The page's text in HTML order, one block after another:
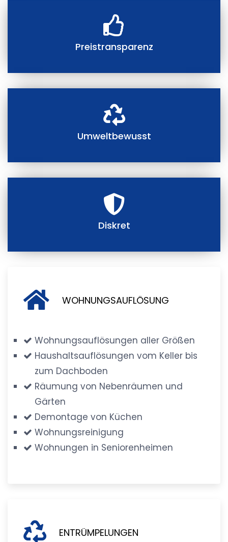
Preistransparenz
Umweltbewusst
Diskret
WOHNUNGSAUFLÖSUNG
Wohnungsauflösungen aller Größen
Haushaltsauflösungen vom Keller bis
zum Dachboden
Räumung von Nebenräumen und
Gärten
Demontage von Küchen
Wohnungsreinigung
Wohnungen in Seniorenheimen
ENTRÜMPELUNGEN